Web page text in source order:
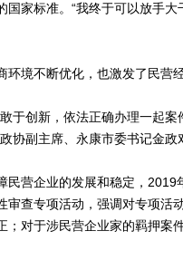
家标准。“我终于可以放手大
境不断优化，也激发了民营
创新，依法正确办理一起案
协副主席、永康市委书记金政
营企业的发展和稳定，2019
审查专项活动，强调对专项活
；对于涉民营企业家的羁押案